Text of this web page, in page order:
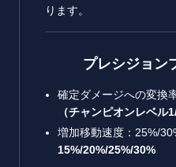
ります。
プレシジョン
確定ダメージへの変換
（チャンピオンレベル
増加移動速度：25%/
15%/20%/25%/30%